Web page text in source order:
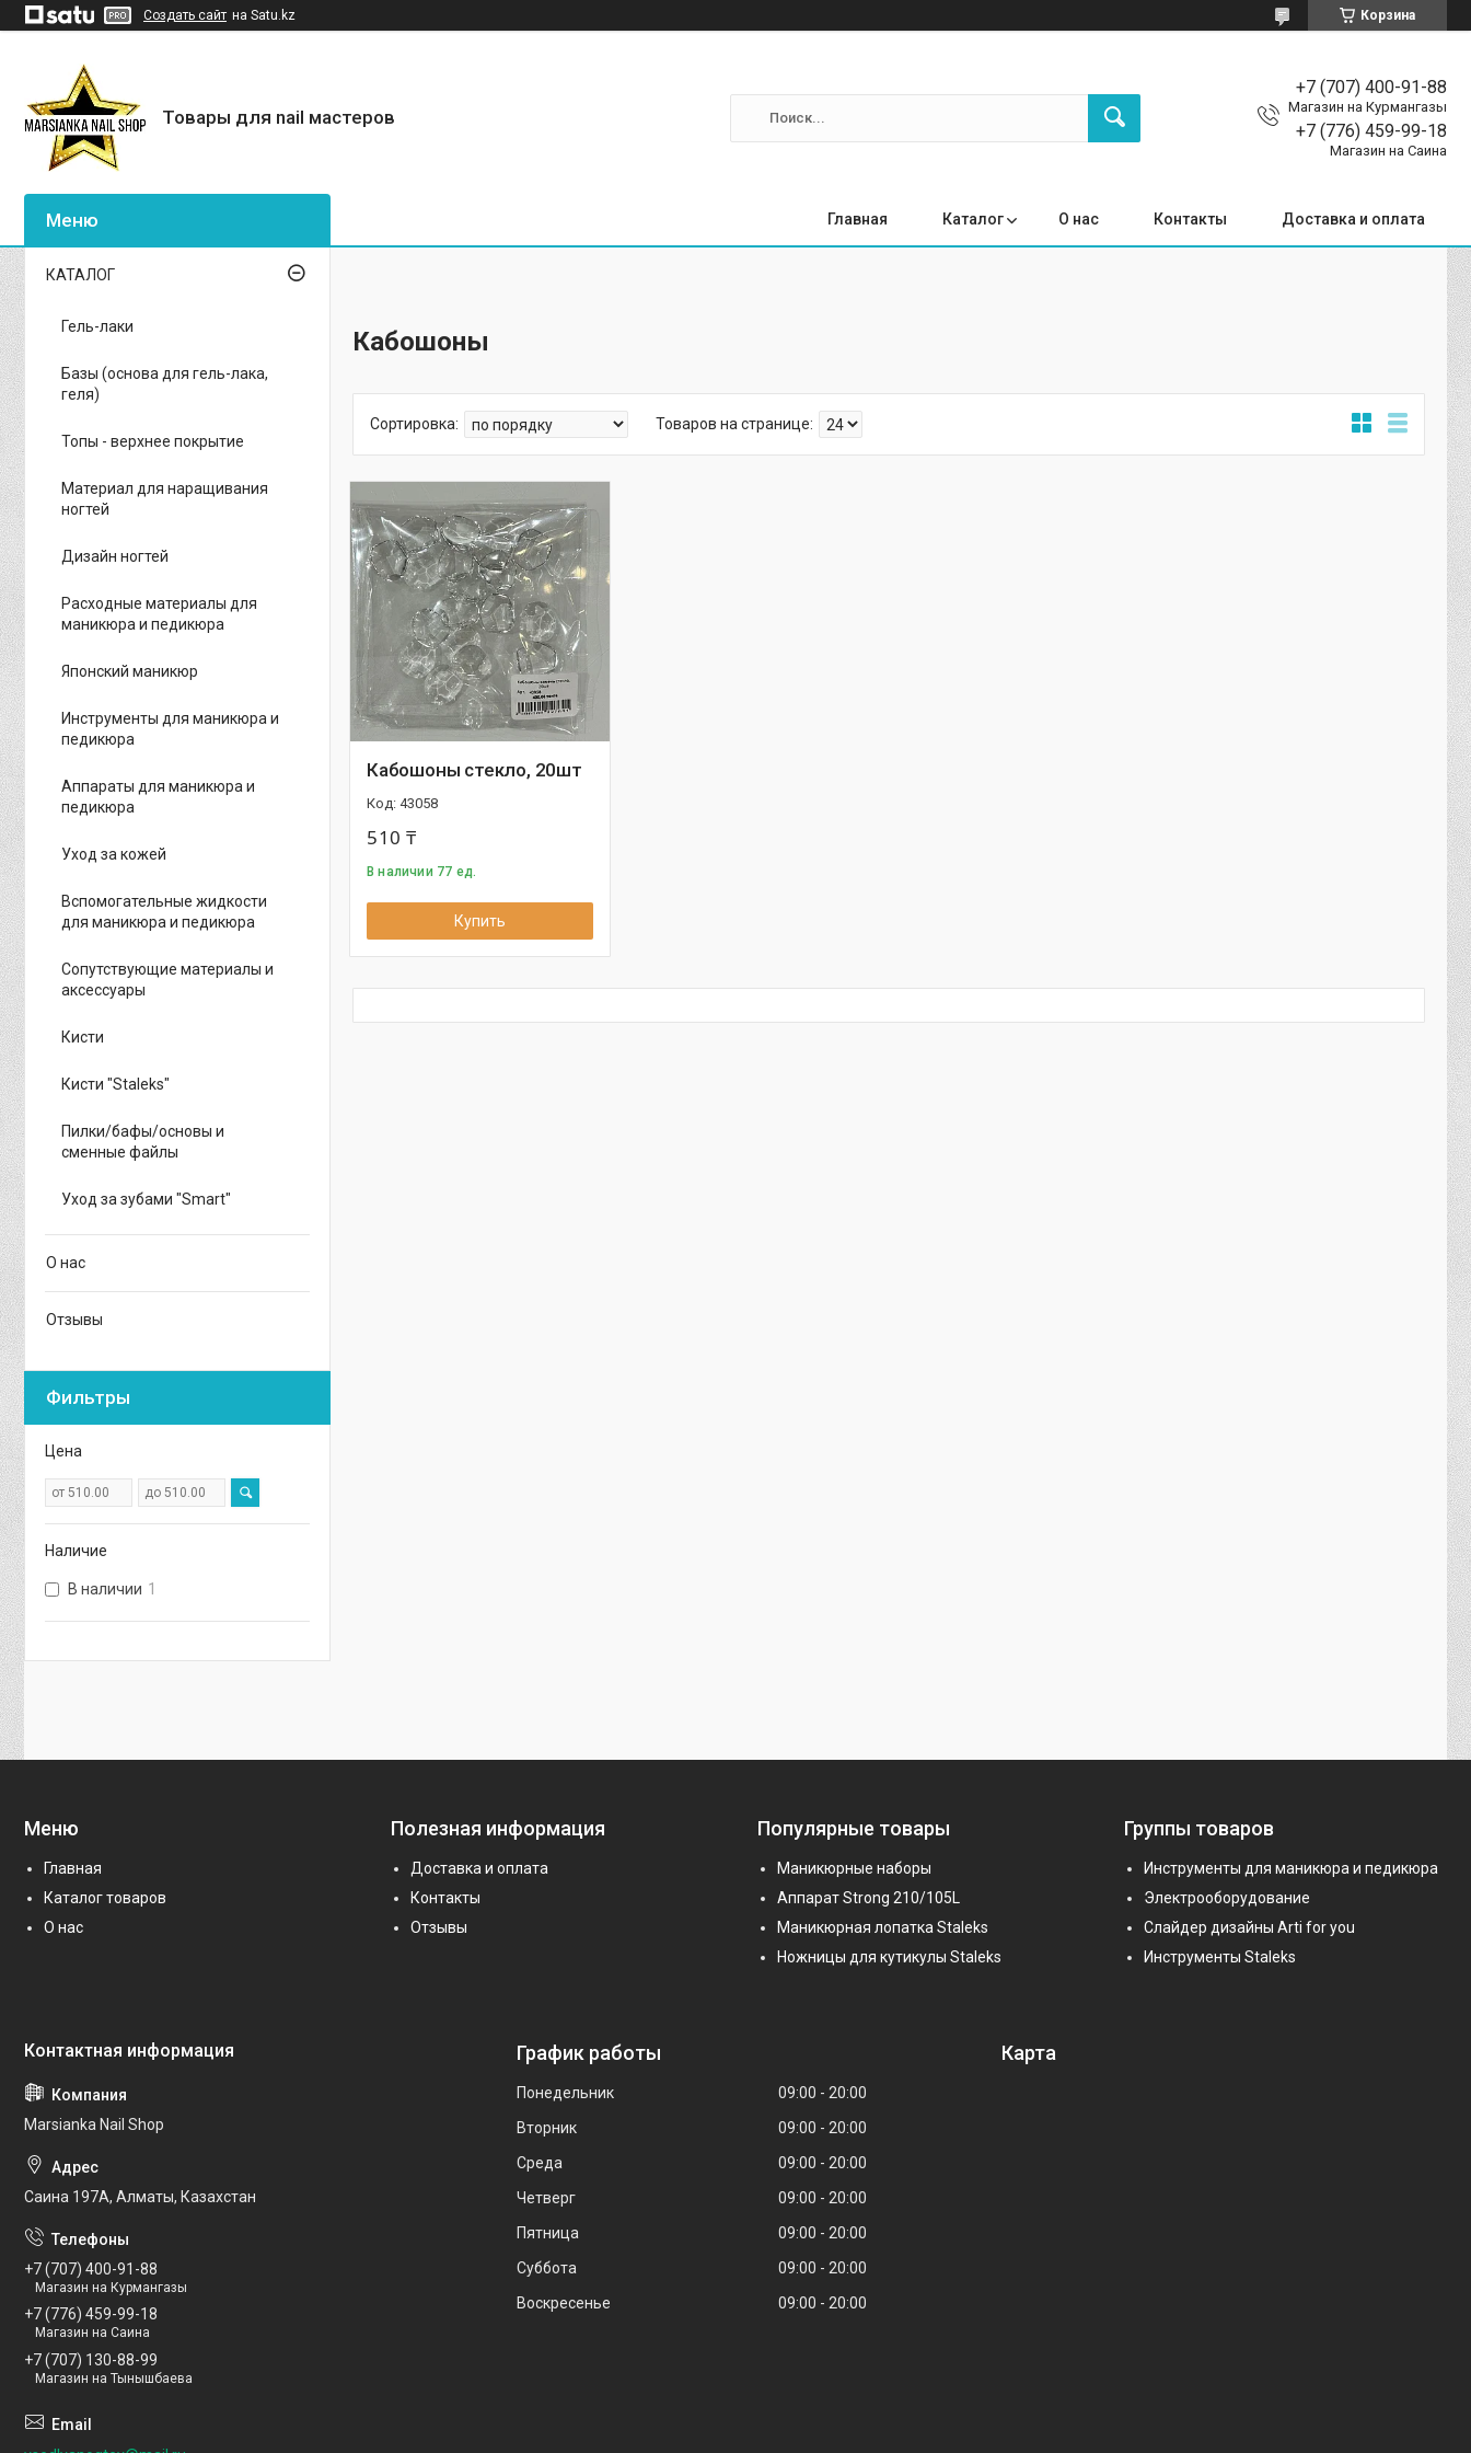
Создать сайт на Satu.kz Корзина
Товары для nail мастеров
+7 (707) 400-91-88
Магазин на Курмангазы
+7 (776) 459-99-18
Магазин на Саина
Главная Каталог О нас Контакты Доставка и оплата
Кабошоны
Кабошоны стекло, 20шт
43058
510 ₸
В наличии 77 ед.
Купить
КАТАЛОГ
Гель-лаки
Базы (основа для гель-лака,
геля)
Топы - верхнее покрытие
Материал для наращивания
ногтей
Дизайн ногтей
Расходные материалы для
маникюра и педикюра
Японский маникюр
Инструменты для маникюра и
педикюра
Аппараты для маникюра и
педикюра
Уход за кожей
Вспомогательные жидкости
для маникюра и педикюра
Сопутствующие материалы и
аксессуары
Кисти
Кисти "Staleks"
Пилки/бафы/основы и
сменные файлы
Уход за зубами "Smart"
О нас
Отзывы
Фильтры
Цена
Наличие
В наличии 1
Меню
Главная
Каталог товаров
О нас
Полезная информация
Доставка и оплата
Контакты
Отзывы
Популярные товары
Маникюрные наборы
Аппарат Strong 210/105L
Маникюрная лопатка Staleks
Ножницы для кутикулы Staleks
Группы товаров
Инструменты для маникюра и педикюра
Электрооборудование
Слайдер дизайны Arti for you
Инструменты Staleks
Marsianka Nail Shop
Саина 197А, Алматы, Казахстан
+7 (707) 400-91-88
Магазин на Курмангазы
+7 (776) 459-99-18
Магазин на Саина
+7 (707) 130-88-99
Магазин на Тынышбаева
График работы
Понедельник 09:00
20:00
Вторник
09:00
20:00
Среда
09:00
20:00
Четверг
09:00
20:00
Пятница
09:00
20:00
Суббота
09:00
20:00
Воскресенье
09:00 20:00
Карта